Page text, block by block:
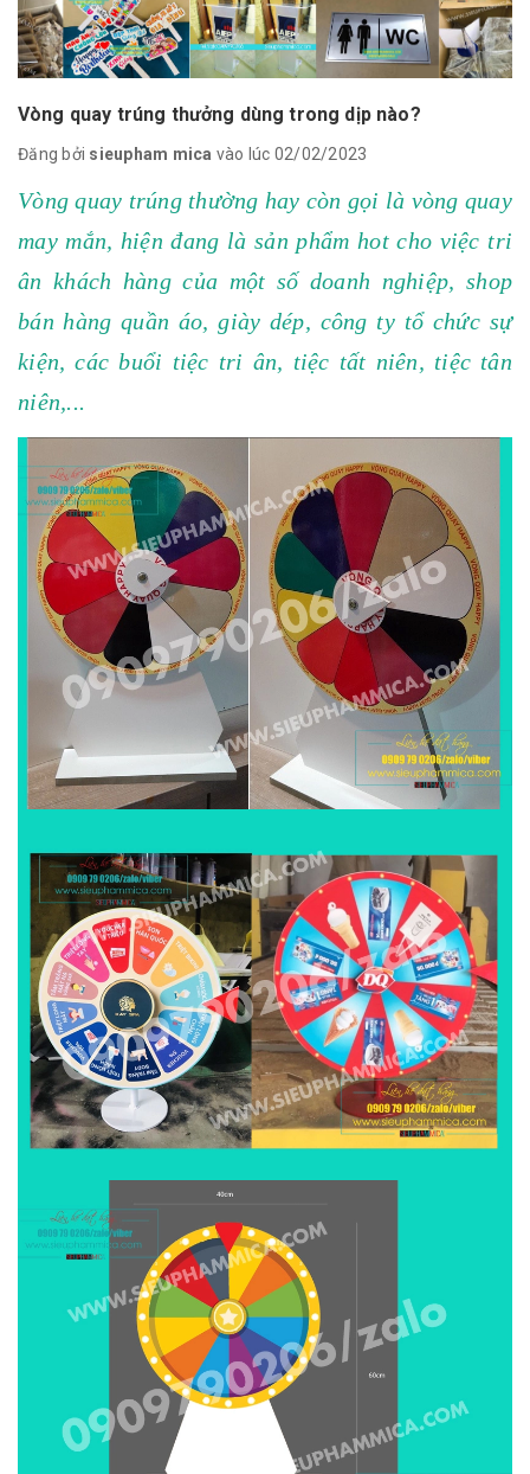
Vòng quay trúng thưởng dùng trong dịp nào?
Đăng bởi sieupham mica vào lúc 02/02/2023
Vòng quay trúng thường hay còn gọi là vòng quay
may mắn, hiện đang là sản phẩm hot cho việc tri
ân khách hàng của một số doanh nghiệp, shop
bán hàng quần áo, giày dép, công ty tổ chức sự
kiện, các buổi tiệc tri ân, tiệc tất niên, tiệc tân
niên,...